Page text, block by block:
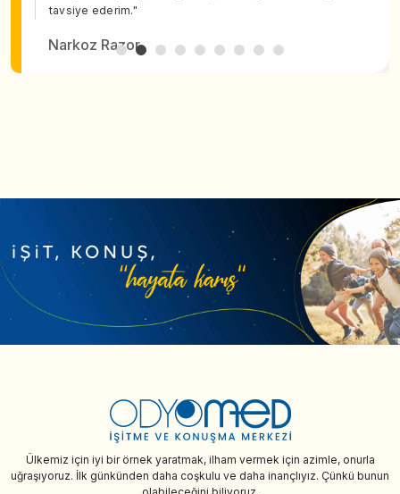
tavsiye ederim."
Narkoz Razor
Ülkemiz için iyi bir örnek yaratmak, ilham vermek için azimle, onurla
uğraşıyoruz. İlk günkünden daha coşkulu ve daha inançlıyız. Çünkü bunun